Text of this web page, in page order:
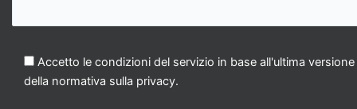
Accetto le condizioni del servizio in base all'ultima versione
della normativa sulla privacy.